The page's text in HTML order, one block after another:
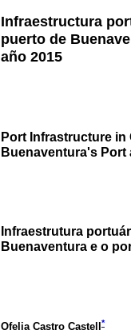
Infraestructura
puerto de
año 2015
Port Infrastructure in
Buenaventura's Port
Infraestrutura
Buenaventura e o
Ofelia Castro Castell *